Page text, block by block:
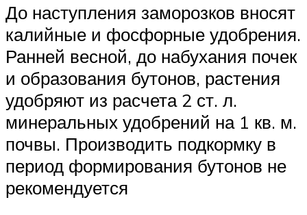
До наступления заморозков вносят
калийные и фосфорные удобрения.
Ранней весной, до набухания почек
и образования бутонов, растения
удобряют из расчета 2 ст. л.
минеральных удобрений на 1 кв. м.
почвы. Производить подкормку в
период формирования бутонов не
рекомендуется